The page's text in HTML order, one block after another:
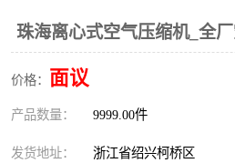
珠海离心式空气压缩机_全
价格： 面议
产品数量： 9999.00件
发货地址： 浙江省绍兴柯桥区
CAMERON空压机维修